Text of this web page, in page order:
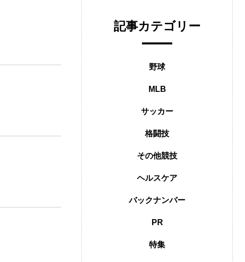
記事カテゴリー
野球
MLB
サッカー
格闘技
その他競技
ヘルスケア
バックナンバー
PR
特集